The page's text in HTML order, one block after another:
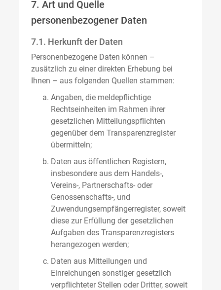
7. Art und Quelle
personenbezogener Daten
7.1. Herkunft der Daten
Personenbezogene Daten können –
zusätzlich zu einer direkten Erhebung bei
Ihnen – aus folgenden Quellen stammen:
Angaben, die meldepflichtige
Rechtseinheiten im Rahmen ihrer
gesetzlichen Mitteilungspflichten
gegenüber dem Transparenzregister
übermitteln;
Daten aus öffentlichen Registern,
insbesondere aus dem Handels-,
Vereins-, Partnerschafts- oder
Genossenschafts-, und
Zuwendungsempfängerregister, soweit
diese zur Erfüllung der gesetzlichen
Aufgaben des Transparenzregisters
herangezogen werden;
Daten aus Mitteilungen und
Einreichungen sonstiger gesetzlich
verpflichteter Stellen oder Dritter, soweit